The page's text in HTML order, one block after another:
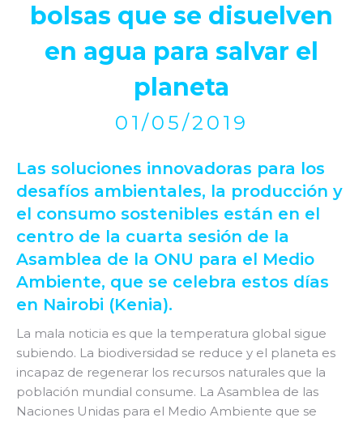
bolsas que se disuelven
en agua para salvar el
planeta
01/05/2019
Las soluciones innovadoras para los
desafíos ambientales, la producción y
el consumo sostenibles están en el
centro de la cuarta sesión de la
Asamblea de la ONU para el Medio
Ambiente, que se celebra estos días
en Nairobi (Kenia).
La mala noticia es que la temperatura global sigue
subiendo. La biodiversidad se reduce y el planeta es
incapaz de regenerar los recursos naturales que la
población mundial consume. La Asamblea de las
Naciones Unidas para el Medio Ambiente que se